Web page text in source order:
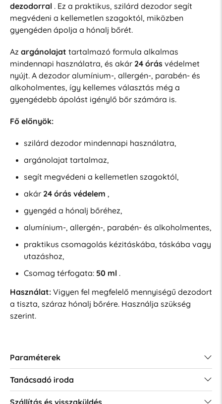
dezodorral. Ez a praktikus, szilárd dezodor segít
megvédeni a kellemetlen szagoktól, miközben
gyengéden ápolja a hónalj bőrét.
Az argánolajat tartalmazó formula alkalmas
mindennapi használatra, és akár 24 órásvédelmet
nyújt. A dezodor alumínium-, allergén-, parabén- és
alkoholmentes, így kellemes választás még a
gyengédebb ápolást igénylő bőr számára is.
Fő előnyök:
szilárd dezodor mindennapi használatra,
argánolajat tartalmaz,
segít megvédeni a kellemetlen szagoktól,
akár 24 órás védelem ,
gyengéd a hónalj bőréhez,
alumínium-, allergén-, parabén- és alkoholmentes,
praktikus csomagolás kézitáskába, táskába vagy
utazáshoz,
Csomag térfogata: 50 ml.
Használat:Vigyen fel megfelelő mennyiségű dezodort
a tiszta, száraz hónalj bőrére. Használja szükség
szerint.
Paraméterek
Tanácsadó iroda
Szállítás és visszaküldés